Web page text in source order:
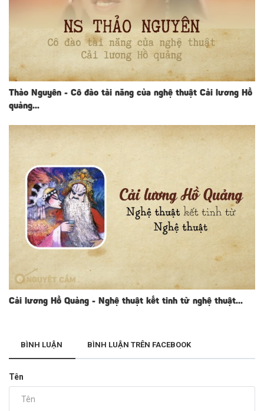
Thảo Nguyên - Cô đào tài năng của nghệ thuật Cải lương Hồ
quảng...
Cải lương Hồ Quảng - Nghệ thuật kết tinh từ nghệ thuật...
BÌNH LUẬN BÌNH LUẬN TRÊN FACEBOOK
Tên